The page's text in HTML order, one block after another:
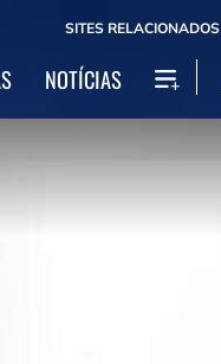
SITES RELACIONADOS
NOTÍCIAS